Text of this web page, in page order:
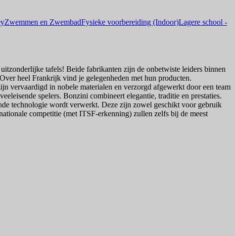
Zwemmen en ZwembadFysieke voorbereiding (Indoor)Lagere school -
tafels! Beide fabrikanten zijn de onbetwiste leiders binnen
heel Frankrijk vind je gelegenheden met hun producten.
vervaardigd in nobele materialen en verzorgd afgewerkt door een team
spelers. Bonzini combineert elegantie, traditie en prestaties.
technologie wordt verwerkt. Deze zijn zowel geschikt voor gebruik
competitie (met ITSF-erkenning) zullen zelfs bij de meest